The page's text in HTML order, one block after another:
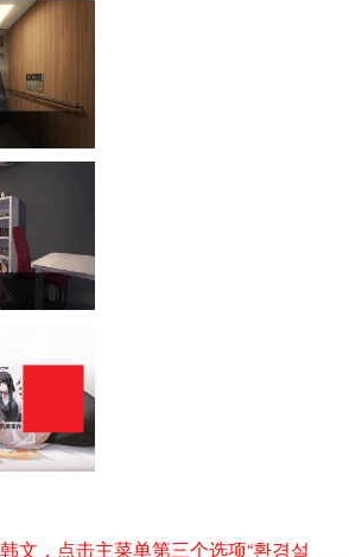
文，点击主菜单第三个选项“환경설